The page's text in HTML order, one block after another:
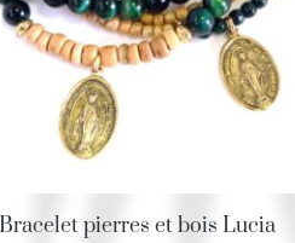
Bracelet pierres et bois Lucia